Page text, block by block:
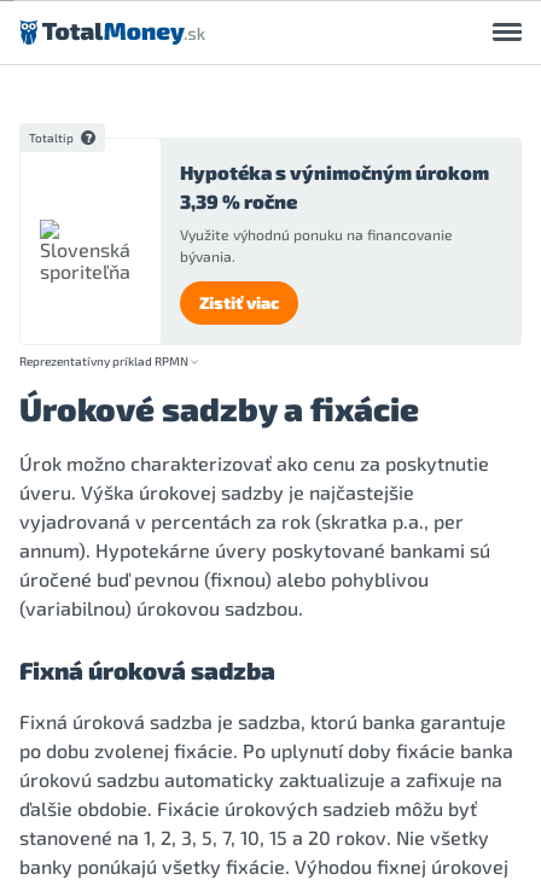
Preskočiť na obsah
Totaltip
Hypotéka s výnimočným úrokom
3,39 % ročne
Využite výhodnú ponuku na financovanie
bývania.
Zistiť viac
Reprezentatívny príklad RPMN
Úrokové sadzby a fixácie
Úrok možno charakterizovať ako cenu za poskytnutie
úveru. Výška úrokovej sadzby je najčastejšie
vyjadrovaná v percentách za rok (skratka p.a., per
annum). Hypotekárne úvery poskytované bankami sú
úročené buď pevnou (fixnou) alebo pohyblivou
(variabilnou) úrokovou sadzbou.
Fixná úroková sadzba
Fixná úroková sadzba je sadzba, ktorú banka garantuje
po dobu zvolenej fixácie. Po uplynutí doby fixácie banka
úrokovú sadzbu automaticky zaktualizuje a zafixuje na
ďalšie obdobie. Fixácie úrokových sadzieb môžu byť
stanovené na 1, 2, 3, 5, 7, 10, 15 a 20 rokov. Nie všetky
banky ponúkajú všetky fixácie. Výhodou fixnej úrokovej